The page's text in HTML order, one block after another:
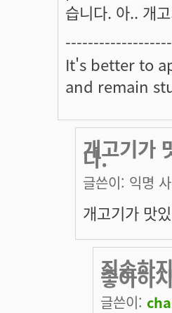
습니다. 아.. 개
It's better to
and remain
개고기가
다.
글쓴이: 익명
개고기가 맛
죄송하
좋아하
글쓴이: